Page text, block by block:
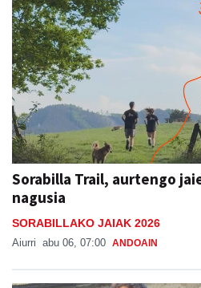
Sorabilla Trail, aurtengo
nagusia
SORABILLAKO JAIAK 2026
Aiurri abu 06, 07:00 ANDOAIN